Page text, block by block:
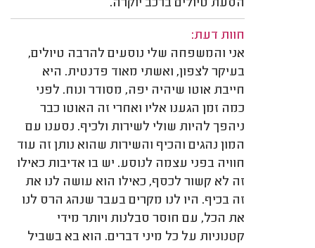
הסעת טיולים ברכב יוקרה.
חוות דעת:
אני והמשפחה שלי נוסעים להרבה טיולים,
בעיקר לצפון, ואשתי מאוד פדנטית. היא
חייבת אוטו שיהיה יפה, מסודר ונוח. לפני
כמה זמן הגענו אליו ואחרי זה האוטו כבר
ניהפך להיות שולי לשירות ולכיף. נסענו עם
המון נהגים והכיף והשירות שהוא נותן זה עוד
חוויה בפני עצמה לנוסע. יש בו אדיבות כאילו
זה לא קשור לכסף, כאילו הוא עושה לנו את
זה בכיף. היו לנו מקרים בעבר שנהג הרס לנו
את הכל, עם חוסר סבלנות ויותר מידי
קטנוניות על כל מיני דברים. הוא בא בשביל